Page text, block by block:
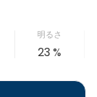
明るさ
23 %